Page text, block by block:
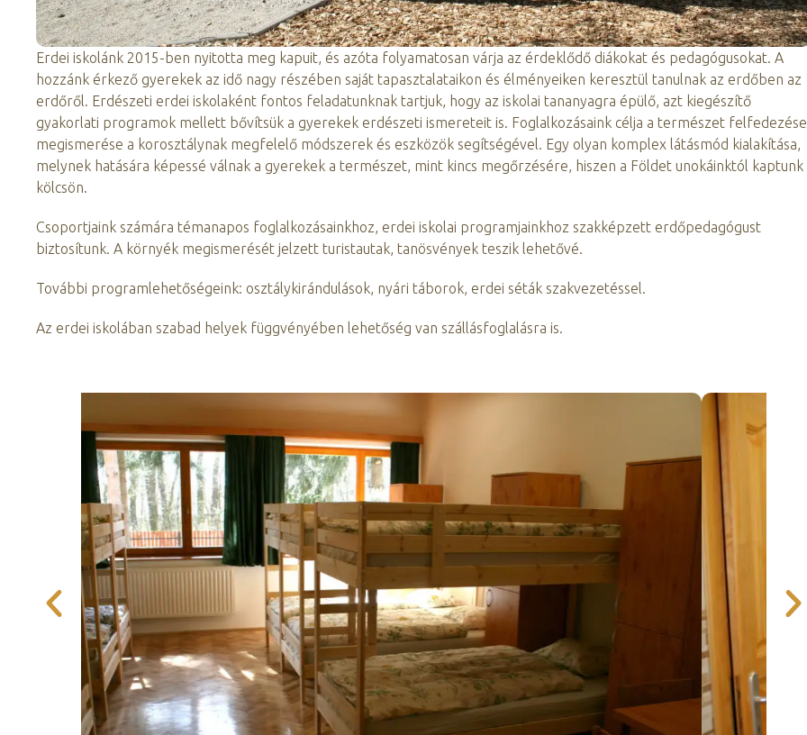
Erdei iskolánk 2015-ben nyitotta meg kapuit, és azóta folyamatosan várja az érdeklődő diákokat és pedagógusokat. A
hozzánk érkező gyerekek az idő nagy részében saját tapasztalataikon és élményeiken keresztül tanulnak az erdőben az
erdőről. Erdészeti erdei iskolaként fontos feladatunknak tartjuk, hogy az iskolai tananyagra épülő, azt kiegészítő
gyakorlati programok mellett bővítsük a gyerekek erdészeti ismereteit is. Foglalkozásaink célja a természet
megismerése a korosztálynak megfelelő módszerek és eszközök segítségével. Egy olyan komplex látásmód kialakítása,
melynek hatására képessé válnak a gyerekek a természet, mint kincs megőrzésére, hiszen a Földet unokáinktól kaptunk
kölcsön.
Csoportjaink számára témanapos foglalkozásainkhoz, erdei iskolai programjainkhoz szakképzett erdőpedagógust
biztosítunk. A környék megismerését jelzett turistautak, tanösvények teszik lehetővé.
További programlehetőségeink: osztálykirándulások, nyári táborok, erdei séták szakvezetéssel.
Az erdei iskolában szabad helyek függvényében lehetőség van szállásfoglalásra is.